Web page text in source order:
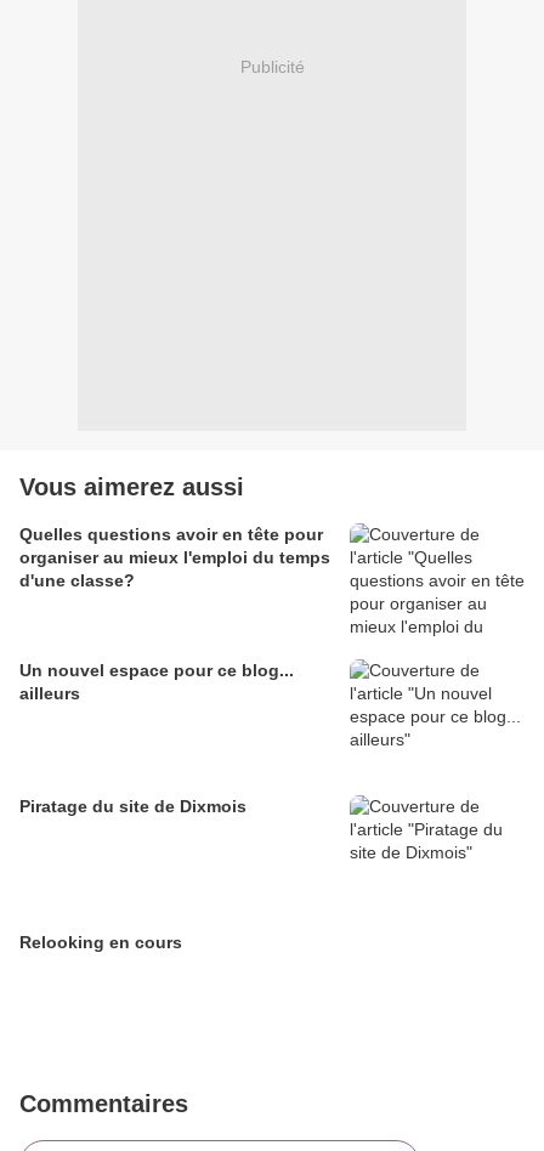
Publicité
Vous aimerez aussi
Quelles questions avoir en tête pour
organiser au mieux l'emploi du temps
d'une classe?
Un nouvel espace pour ce blog...
ailleurs
Piratage du site de Dixmois
Relooking en cours
Commentaires